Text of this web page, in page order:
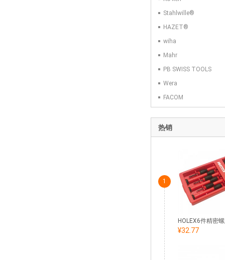
Stahlwille®
HAZET®
wiha
Mahr
PB SWISS TOOLS
Wera
FACOM
热销
1
¥32.77